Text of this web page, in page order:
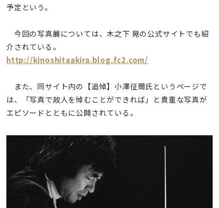
予定という。
今回の写真展については、木之下 晃の公式サイトでも紹
介されている。
http://kinoshitaakira.blog.fc2.com/
また、同サイト内の【追悼】小澤征爾氏というページで
は、「写真で故人を悼むことができれば」と貴重な写真が
エピソードとともに公開されている。